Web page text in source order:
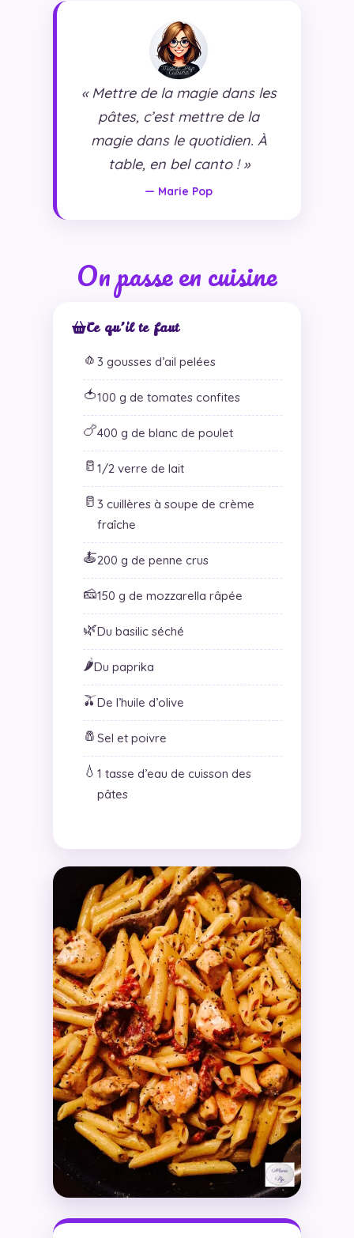
« Mettre de la magie dans les
pâtes, c’est mettre de la
magie dans le quotidien. À
table, en bel canto ! »
— Marie Pop
On passe en cuisine
Ce qu’il te faut
🧄 3 gousses d’ail pelées
🍅100 g de tomates confites
🍗400 g de blanc de poulet
🥛 1/2 verre de lait
🥛 3 cuillères à soupe de crème
fraîche
🍝200 g de penne crus
🧀150 g de mozzarella râpée
🌿Du basilic séché
🌶️Du paprika
🫒De l’huile d’olive
🧂 Sel et poivre
💧 1 tasse d’eau de cuisson des
pâtes